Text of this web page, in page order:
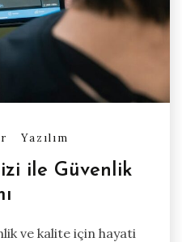
Yazılım
ile Güvenlik
ve kalite için hayati